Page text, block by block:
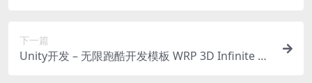
下一篇
Unity开发 – 无限跑酷开发模板 WRP 3D Infinite En